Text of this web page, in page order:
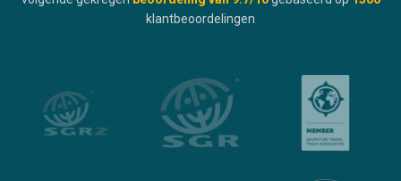
klantbeoordelingen